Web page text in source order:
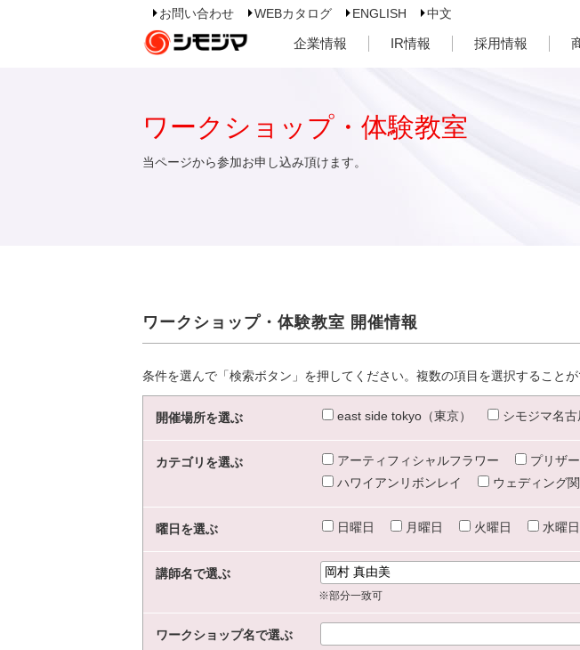
お問い合わせ WEBカタログ ENGLISH 中文
企業情報 IR情報 採用情報
ワークショップ・体験教室
当ページから参加お申し込み頂けます。
ワークショップ・体験教室 開催情報
条件を選んで「検索ボタン」を押してください。複数の項目を選択することが
開催場所を選ぶ east side tokyo（東京） シモジマ名
カテゴリを選ぶ アーティフィシャルフラワー プリザ
ハワイアンリボンレイ
ウェディング
曜日を選ぶ 日曜日 月曜日 火曜日 水曜日
講師名で選ぶ
※部分一致可
ワークショップ名で選ぶ